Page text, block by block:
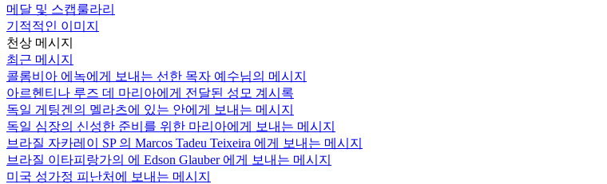
메달 및 스캡룰라리
기적적인 이미지
천상 메시지
최근 메시지
콜롬비아 에녹에게 보내는 선한 목자 예수님의 메시지
아르헨티나 루즈 데 마리아에게 전달된 성모 계시록
독일 게팅겐의 멜라츠에 있는 안에게 보내는 메시지
독일 심장의 신성한 준비를 위한 마리아에게 보내는 메시지
브라질 자카레이 SP 의 Marcos Tadeu Teixeira 에게 보내는 메시지
브라질 이타피랑가의 에 Edson Glauber 에게 보내는 메시지
미국 성가정 피난처에 보내는 메시지